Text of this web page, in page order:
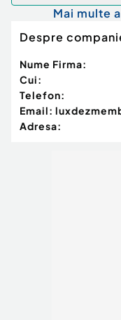
Mai multe
Despre
Nume Firma:
Cui:
Telefon:
Email:
Adresa: